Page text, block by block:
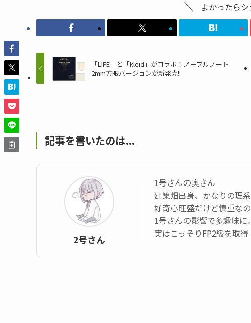
よかったらシ
「LIFE」と「kleid」がコラボ！ノーブルノート
2mm方眼バージョンが新発売!!
記事を書いたのは...
2号さん
1号さんの奥さん
建築畑出身、かなりの理
好奇心旺盛だけど慎重な
1号さんの影響で多趣味
実はこっそりFP2級を取